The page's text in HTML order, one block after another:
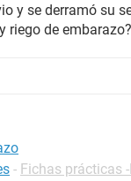
y se derramó su
riego de
- Fichas prácticas